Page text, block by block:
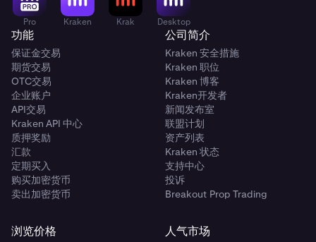
Pro Kraken Krak Desktop
功能
保证金交易
期货交易
OTC交易
企业账户
API交易
Kraken API 中心
质押奖励
汇款
定期买入
购买加密货币
卖出加密货币
公司简介
Kraken 安全措施
Kraken 职位
Kraken 博客
Kraken开发者
新闻发布室
联盟计划
资产列表
Kraken 状态
支持中心
投诉
Breakout Prop Trading
浏览价格 人气市场